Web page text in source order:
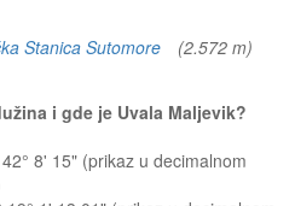
Stanica Sutomore (2.572 m)
i gde je Uvala Maljevik?
8' 15" (prikaz u decimalnom